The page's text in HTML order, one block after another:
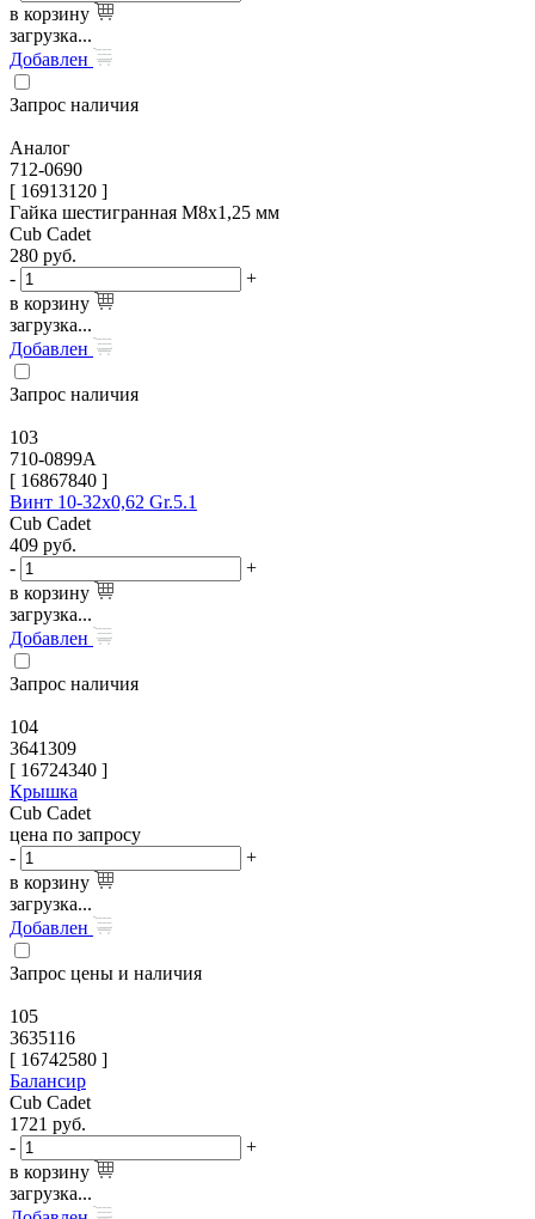
в корзину
загрузка...
Добавлен
Запрос наличия
Аналог
712-0690
[ 16913120 ]
Гайка шестигранная M8х1,25 мм
Cub Cadet
280 руб.
-
+
в корзину
загрузка...
Добавлен
Запрос наличия
103
710-0899A
[ 16867840 ]
Винт 10-32х0,62 Gr.5.1
Cub Cadet
409 руб.
-
+
в корзину
загрузка...
Добавлен
Запрос наличия
104
3641309
[ 16724340 ]
Крышка
Cub Cadet
цена по запросу
-
+
в корзину
загрузка...
Добавлен
Запрос цены и наличия
105
3635116
[ 16742580 ]
Балансир
Cub Cadet
1721 руб.
-
+
в корзину
загрузка...